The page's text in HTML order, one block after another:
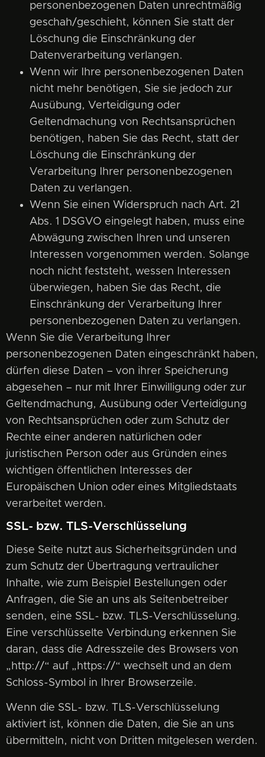
personenbezogenen Daten unrechtmäßig
geschah/geschieht, können Sie statt der
Löschung die Einschränkung der
Datenverarbeitung verlangen.
Wenn wir Ihre personenbezogenen Daten
nicht mehr benötigen, Sie sie jedoch zur
Ausübung, Verteidigung oder
Geltendmachung von Rechtsansprüchen
benötigen, haben Sie das Recht, statt der
Löschung die Einschränkung der
Verarbeitung Ihrer personenbezogenen
Daten zu verlangen.
Wenn Sie einen Widerspruch nach Art. 21
Abs. 1 DSGVO eingelegt haben, muss eine
Abwägung zwischen Ihren und unseren
Interessen vorgenommen werden. Solange
noch nicht feststeht, wessen Interessen
überwiegen, haben Sie das Recht, die
Einschränkung der Verarbeitung Ihrer
personenbezogenen Daten zu verlangen.
Wenn Sie die Verarbeitung Ihrer
personenbezogenen Daten eingeschränkt haben,
dürfen diese Daten – von ihrer Speicherung
abgesehen – nur mit Ihrer Einwilligung oder zur
Geltendmachung, Ausübung oder Verteidigung
von Rechtsansprüchen oder zum Schutz der
Rechte einer anderen natürlichen oder
juristischen Person oder aus Gründen eines
wichtigen öffentlichen Interesses der
Europäischen Union oder eines Mitgliedstaats
verarbeitet werden.
SSL- bzw. TLS-Verschlüsselung
Diese Seite nutzt aus Sicherheitsgründen und
zum Schutz der Übertragung vertraulicher
Inhalte, wie zum Beispiel Bestellungen oder
Anfragen, die Sie an uns als Seitenbetreiber
senden, eine SSL- bzw. TLS-Verschlüsselung.
Eine verschlüsselte Verbindung erkennen Sie
daran, dass die Adresszeile des Browsers von
„http://“ auf „https://“ wechselt und an dem
Schloss-Symbol in Ihrer Browserzeile.
Wenn die SSL- bzw. TLS-Verschlüsselung
aktiviert ist, können die Daten, die Sie an uns
übermitteln, nicht von Dritten mitgelesen werden.